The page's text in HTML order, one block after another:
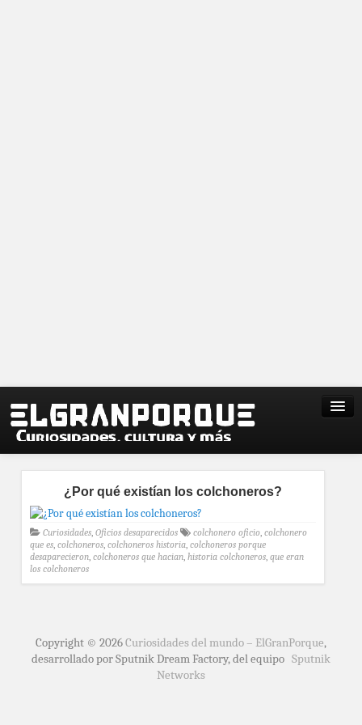
¿Por qué existían los colchoneros?
Curiosidades, Oficios desaparecidos colchonero oficio, colchonero
que es, colchoneros, colchoneros historia, colchoneros porque
desaparecieron, colchoneros que hacian, historia colchoneros, que eran
los colchoneros
Copyright © 2026Curiosidades del mundo – ElGranPorque,
desarrollado por Sputnik Dream Factory, del equipo Sputnik
Networks